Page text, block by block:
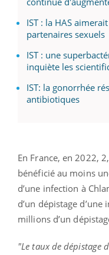
IST : la HAS
partenaires sexuels
IST : une
inquiète les
IST: la gonorrhée
antibiotiques
En France, en 2022,
bénéficié au moins
d’une infection à
d’un dépistage
millions d’un
"Le taux de dépistage